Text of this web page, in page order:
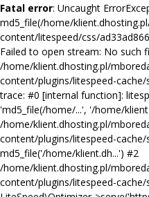
Fatal error: Uncaught
md5_file(/home/
content/litespeed/css/
Failed to open stream: No such
/home/klient.dhosting.pl/
content/plugins/litespeed-
trace: #0 [internal function]:
'md5_file(/home/...', '/home/
/home/klient.dhosting.pl/
content/plugins/litespeed-cache/
md5_file('/home/klient.dh...') #2
/home/klient.dhosting.pl/
content/plugins/litespeed-cache/